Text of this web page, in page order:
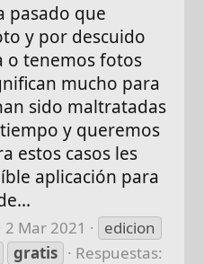
pasado que
y por descuido
o tenemos fotos
mucho para
sido maltratadas
y queremos
estos casos les
aplicación para
2 Mar 2021
edicion
gratis
Respuestas: